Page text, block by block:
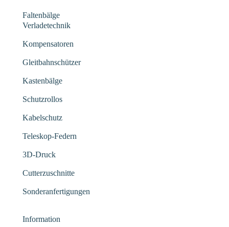
Faltenbälge
Verladetechnik
Kompensatoren
Gleitbahnschützer
Kastenbälge
Schutzrollos
Kabelschutz
Teleskop-Federn
3D-Druck
Cutterzuschnitte
Sonderanfertigungen
Information